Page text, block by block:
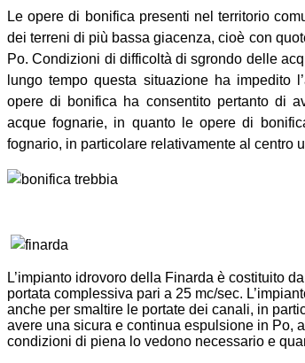
Le opere di bonifica presenti nel territorio
dei terreni di più bassa giacenza, cioè con
Po. Condizioni di difficoltà di sgrondo delle
lungo tempo questa situazione ha impedito
opere di bonifica ha consentito pertanto di
acque fognarie, in quanto le opere di
fognario, in particolare relativamente al centro
L’impianto idrovoro della Finarda è costituito
portata complessiva pari a 25 mc/sec.
anche per smaltire le portate dei canali, in
avere una sicura e continua espulsione in Po,
condizioni di piena lo vedono necessario e